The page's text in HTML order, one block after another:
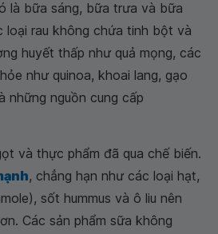
là bữa sáng, bữa trưa và bữa
loại rau không chứa tinh bột và
huyết thấp như quả mọng, các
như quinoa, khoai lang, gạo
những nguồn cung cấp
và thực phẩm đã qua chế biến.
, chẳng hạn như các loại hạt,
sốt hummus và ô liu nên
Các sản phẩm sữa không